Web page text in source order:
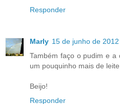
Responder
Marly 15 de junho de
Também faço o pudim e a
um pouquinho mais de
Beijo!
Responder